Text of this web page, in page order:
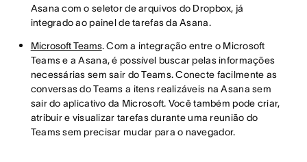
Asana com o seletor de arquivos do Dropbox, já
integrado ao painel de tarefas da Asana.
Microsoft Teams. Com a integração entre o Microsoft
Teams e a Asana, é possível buscar pelas informações
necessárias sem sair do Teams. Conecte facilmente as
conversas do Teams a itens realizáveis na Asana sem
sair do aplicativo da Microsoft. Você também pode criar,
atribuir e visualizar tarefas durante uma reunião do
Teams sem precisar mudar para o navegador.